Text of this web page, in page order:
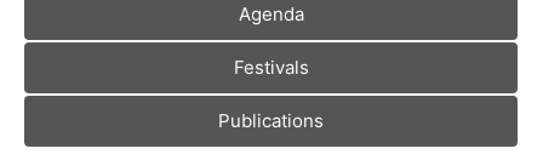
Agenda
Festivals
Publications